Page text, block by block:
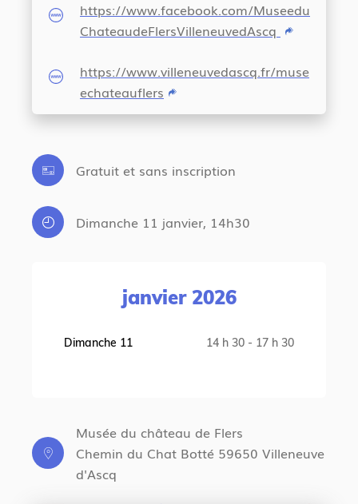
https://www.facebook.com/Museedu
ChateaudeFlersVilleneuvedAscq
https://www.villeneuvedascq.fr/muse
echateauflers
Gratuit et sans inscription
Dimanche 11 janvier, 14h30
janvier 2026
Dimanche 11 14 h 30 - 17 h 30
Musée du château de Flers
Chemin du Chat Botté 59650 Villeneuve
d'Ascq